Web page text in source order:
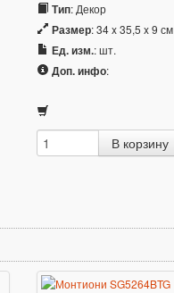
Тип: Декор
Размер: 34 x 35,5 x 9 см
Ед. изм.: шт.
Доп. инфо: